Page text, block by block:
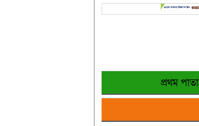
প্রথম পাতা